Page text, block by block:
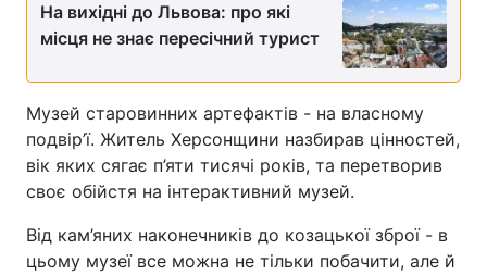
На вихідні до Львова: про які
місця не знає пересічний турист
Музей старовинних артефактів - на власному
подвір’ї. Житель Херсонщини назбирав цінностей,
вік яких сягає п’яти тисячі років, та перетворив
своє обійстя на інтерактивний музей.
Від кам’яних наконечників до козацької зброї - в
цьому музеї все можна не тільки побачити, але й